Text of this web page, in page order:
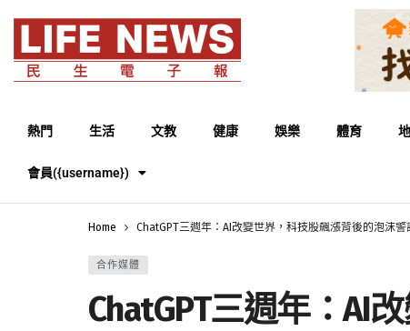
熱門 生活 文教 健康 娛樂 體育
會員({username})
Home ChatGPT三週年：AI改變世界，科技股飆漲背後的泡沫警
合作媒體
ChatGPT三週年：AI